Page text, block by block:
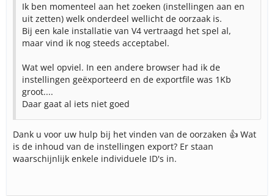
Ik ben momenteel aan het zoeken (instellingen aan en
uit zetten) welk onderdeel wellicht de oorzaak is.
Bij een kale installatie van V4 vertraagd het spel al,
maar vind ik nog steeds acceptabel.
Wat wel opviel. In een andere browser had ik de
instellingen geëxporteerd en de exportfile was 1Kb
groot....
Daar gaat al iets niet goed
Dank u voor uw hulp bij het vinden van de oorzaken 👍 Wat
is de inhoud van de instellingen export? Er staan
waarschijnlijk enkele individuele ID's in.